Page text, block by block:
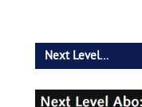
Next Level…